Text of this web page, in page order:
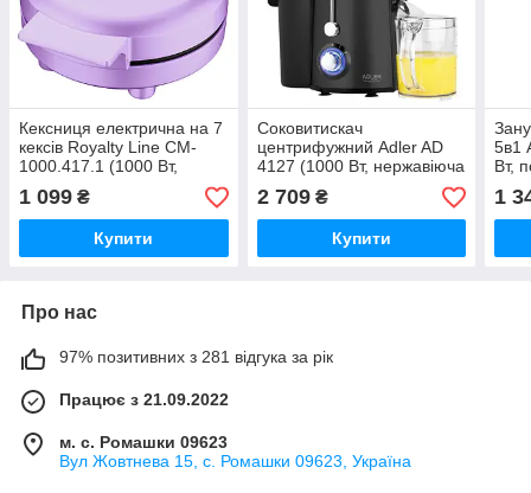
Кексниця електрична на 7
кексів Royalty Line CM-
1000.417.1 (1000 Вт,
антипригарне покриття,
компактна)
1 099 ₴
Купити
Соковитискач
центрифужний Adler AD
4127 (1000 Вт, нержавіюча
сталь, контейнер для соку
1 л)
2 709₴
Купити
5в1
Вт,
1
Про нас
97% позитивних з 281 відгука за рік
Працює з 21.09.2022
м. с. Ромашки 09623
Вул Жовтнева 15, с. Ромашки 09623, Україна